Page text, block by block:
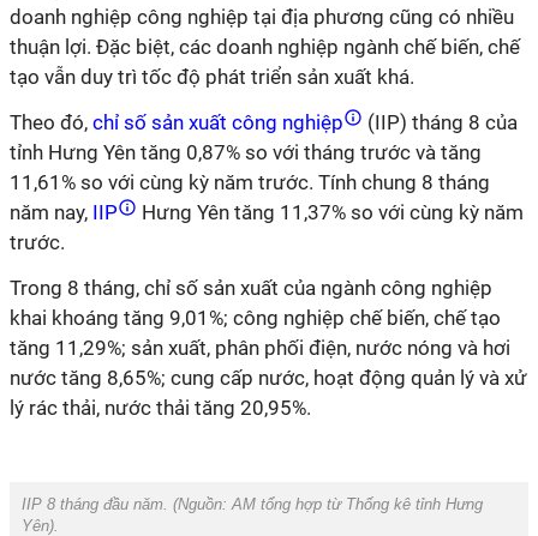
doanh nghiệp công nghiệp tại địa phương cũng có nhiều
thuận lợi. Đặc biệt, các doanh nghiệp ngành chế biến, chế
tạo vẫn duy trì tốc độ phát triển sản xuất khá.
Theo đó, chỉ số sản xuất công nghiệp
(IIP) tháng 8 của
tỉnh Hưng Yên tăng 0,87% so với tháng trước và tăng
11,61% so với cùng kỳ năm trước. Tính chung 8 tháng
năm nay, IIP
Hưng Yên tăng 11,37% so với cùng kỳ năm
trước.
Trong 8 tháng, chỉ số sản xuất của ngành công nghiệp
khai khoáng tăng 9,01%; công nghiệp chế biến, chế tạo
tăng 11,29%; sản xuất, phân phối điện, nước nóng và hơi
nước tăng 8,65%; cung cấp nước, hoạt động quản lý và xử
lý rác thải, nước thải tăng 20,95%.
IIP 8 tháng đầu năm. (Nguồn:AM tổng hợp từ Thống kê tỉnh Hưng
Yên).